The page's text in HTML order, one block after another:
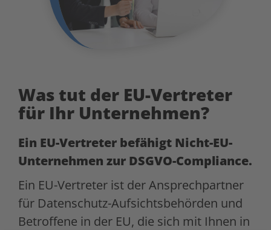
Was tut der EU-Vertreter
für Ihr Unternehmen?
Ein EU-Vertreter befähigt Nicht-EU-
Unternehmen zur DSGVO-Compliance.
Ein EU-Vertreter ist der Ansprechpartner
für Datenschutz-Aufsichtsbehörden und
Betroffene in der EU, die sich mit Ihnen in